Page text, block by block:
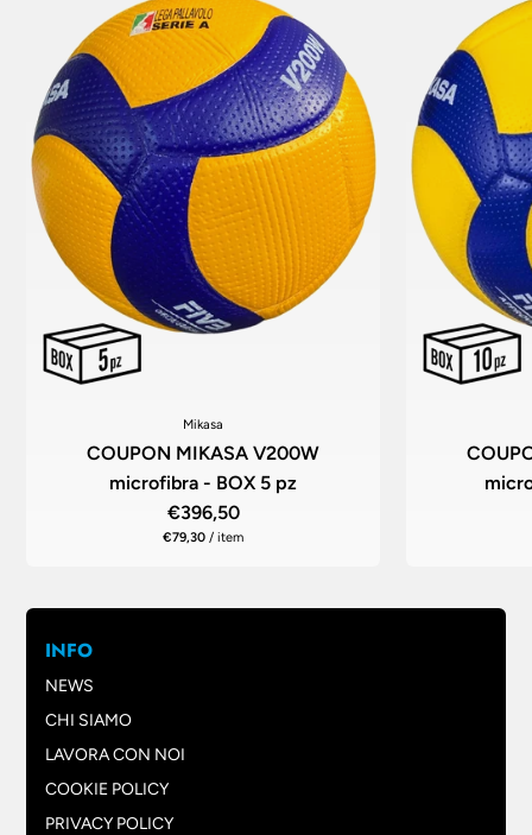
Mikasa
COUPON MIKASA V200W
microfibra - BOX 5 pz
€396,50
€79,30 / item
INFO
NEWS
CHI SIAMO
LAVORA CON NOI
COOKIE POLICY
PRIVACY POLICY